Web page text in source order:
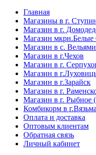
Главная
Магазины в г.
Магазин в г.
Магазин
Магазин в с.
Магазин в г.Чехов
Магазин в г.
Магазин в
Магазин в г.Зарайск
Магазин в г.
Магазин в г. Рыбное
Комбикорм в г.Вязьма
Оплата и доставка
Оптовым клиентам
Обратная связь
Личный кабинет